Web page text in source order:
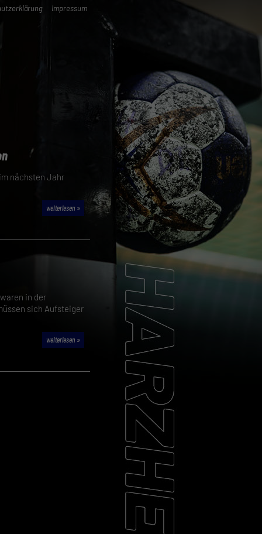
Impressum
nächsten Jahr
weiterlesen »
in der
sich Aufsteiger
weiterlesen »